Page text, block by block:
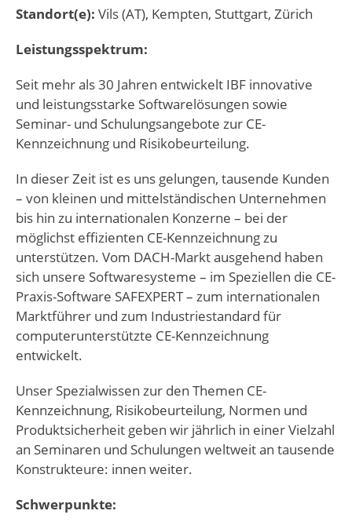
Standort(e): Vils (AT), Kempten, Stuttgart, Zürich
Leistungsspektrum:
Seit mehr als 30 Jahren entwickelt IBF innovative
und leistungsstarke Softwarelösungen sowie
Seminar- und Schulungsangebote zur CE-
Kennzeichnung und Risikobeurteilung.
In dieser Zeit ist es uns gelungen, tausende Kunden
– von kleinen und mittelständischen Unternehmen
bis hin zu internationalen Konzerne – bei der
möglichst effizienten CE-Kennzeichnung zu
unterstützen. Vom DACH-Markt ausgehend haben
sich unsere Softwaresysteme – im Speziellen die CE-
Praxis-Software SAFEXPERT – zum internationalen
Marktführer und zum Industriestandard für
computerunterstützte CE-Kennzeichnung
entwickelt.
Unser Spezialwissen zur den Themen CE-
Kennzeichnung, Risikobeurteilung, Normen und
Produktsicherheit geben wir jährlich in einer Vielzahl
an Seminaren und Schulungen weltweit an tausende
Konstrukteure: innen weiter.
Schwerpunkte: